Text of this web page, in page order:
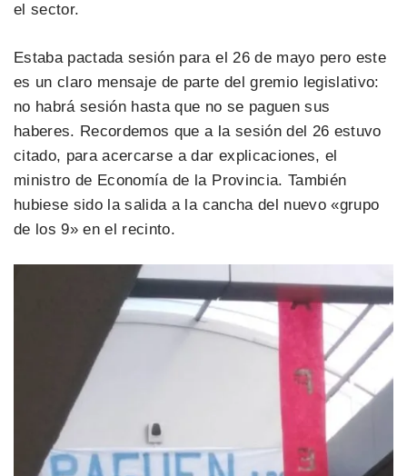
el sector.
Estaba pactada sesión para el 26 de mayo pero este
es un claro mensaje de parte del gremio legislativo:
no habrá sesión hasta que no se paguen sus
haberes. Recordemos que a la sesión del 26 estuvo
citado, para acercarse a dar explicaciones, el
ministro de Economía de la Provincia. También
hubiese sido la salida a la cancha del nuevo «grupo
de los 9» en el recinto.